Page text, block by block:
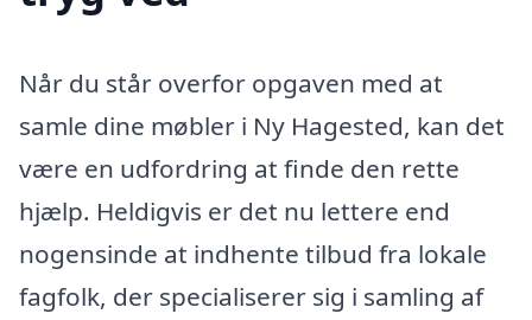
Når du står overfor opgaven med at
samle dine møbler i Ny Hagested, kan det
være en udfordring at finde den rette
hjælp. Heldigvis er det nu lettere end
nogensinde at indhente tilbud fra lokale
fagfolk, der specialiserer sig i samling af